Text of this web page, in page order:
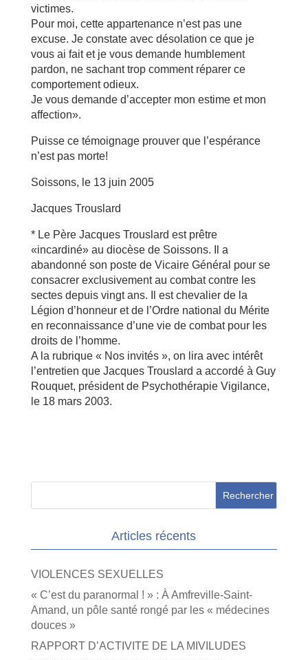
victimes.
Pour moi, cette appartenance n’est pas une
excuse. Je constate avec désolation ce que je
vous ai fait et je vous demande humblement
pardon, ne sachant trop comment réparer ce
comportement odieux.
Je vous demande d’accepter mon estime et mon
affection».
Puisse ce témoignage prouver que l’espérance
n’est pas morte!
Soissons, le 13 juin 2005
Jacques Trouslard
* Le Père Jacques Trouslard est prêtre
«incardiné» au diocèse de Soissons. Il a
abandonné son poste de Vicaire Général pour se
consacrer exclusivement au combat contre les
sectes depuis vingt ans. Il est chevalier de la
Légion d’honneur et de l’Ordre national du Mérite
en reconnaissance d’une vie de combat pour les
droits de l’homme.
A la rubrique « Nos invités », on lira avec intérêt
l’entretien que Jacques Trouslard a accordé à Guy
Rouquet, président de Psychothérapie Vigilance,
le 18 mars 2003.
Articles récents
VIOLENCES SEXUELLES
« C’est du paranormal ! » : À Amfreville-Saint-
Amand, un pôle santé rongé par les « médecines
douces »
RAPPORT D’ACTIVITE DE LA MIVILUDES